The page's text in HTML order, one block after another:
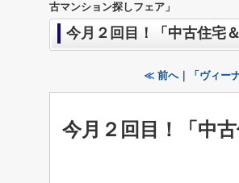
古マンション探しフェア」
今月２回目！「中古住宅
≪ 前へ｜「ヴィー
今月２回目 ！「中